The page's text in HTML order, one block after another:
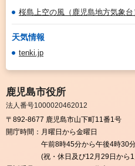
桜島上空の風（鹿児島地方気象台
天気情報
tenki.jp
鹿児島市役所
法人番号1000020462012
〒892-8677 鹿児島市山下町11番1号
開庁時間： 月曜日から金曜日
午前8時45分から午後4時30
(祝・休日及び12月29日から